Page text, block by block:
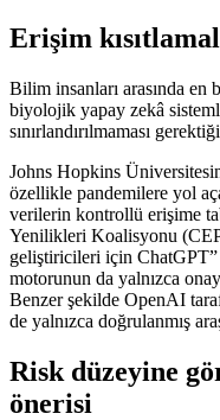
Erişim
Bilim insanları arasında en
biyolojik yapay zekâ
sınırlandırılmaması
Johns Hopkins
özellikle pandemilere yol
verilerin kontrollü erişime
Yenilikleri Koalisyonu
geliştiricileri için ChatGPT”
motorunun da yalnızca
Benzer şekilde OpenAI
de yalnızca doğrulanmış
Risk düzeyine
önerisi